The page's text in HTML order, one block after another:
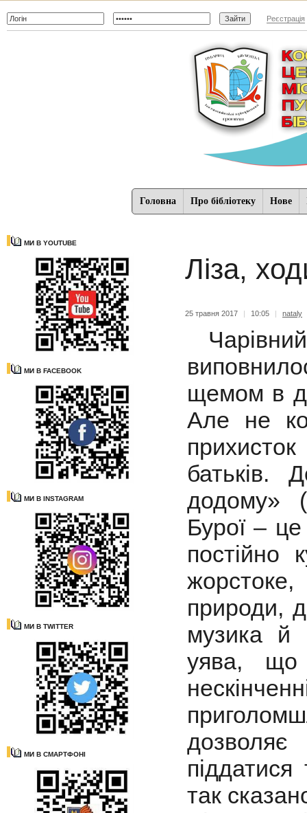
Реєстрація
Головна Про бібліотеку Нове
МИ В YOUTUBE
МИ В FACEBOOK
МИ В INSTAGRAM
МИ В TWITTER
МИ В СМАРТФОНІ
Ліза,
25 травня 2017 | 10:05 | nataly
щемом в
Але не
батьків.
додому»
Бурої –
постійно
природи,
музика й
уява, що
так